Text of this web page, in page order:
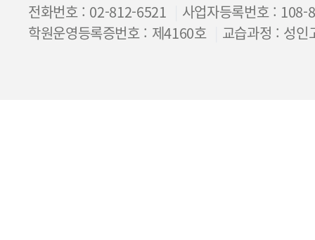
전화번호 : 02-812-6521
사업자등록번호 : 108-
학원운영등록증번호 : 제4160호
교습과정 : 성인